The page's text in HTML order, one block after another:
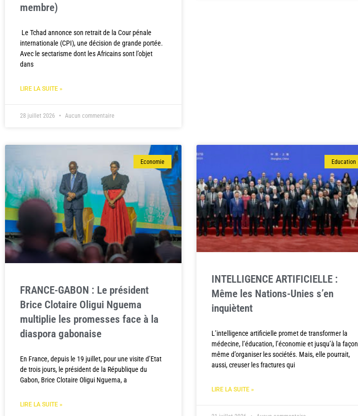
membre)
Le Tchad annonce son retrait de la Cour pénale
internationale (CPI), une décision de grande portée.
Avec le sectarisme dont les Africains sont l’objet
dans
LIRE LA SUITE »
28 juillet 2026 Aucun commentaire
Economie
FRANCE-GABON : Le président
Brice Clotaire Oligui Nguema
multiplie les promesses face à la
diaspora gabonaise
En France, depuis le 19 juillet, pour une visite d’Etat
de trois jours, le président de la République du
Gabon, Brice Clotaire Oligui Nguema, a
LIRE LA SUITE »
Education
INTELLIGENCE ARTIFICIELLE :
Même les Nations-Unies s’en
inquiètent
L’intelligence artificielle promet de transformer la
médecine, l’éducation, l’économie et jusqu’à la façon
même d’organiser les sociétés. Mais, elle pourrait,
aussi, creuser les fractures qui
LIRE LA SUITE »